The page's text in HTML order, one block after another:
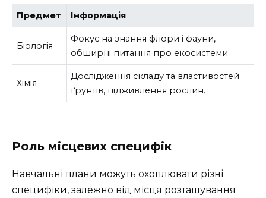
Предмет Інформація
Біологія
Фокус на знання флори і фауни,
обширні питання про екосистеми.
Хімія
Дослідження складу та властивостей
ґрунтів, підживлення рослин.
Роль місцевих специфік
Навчальні плани можуть охоплювати різні
специфіки, залежно від місця розташування